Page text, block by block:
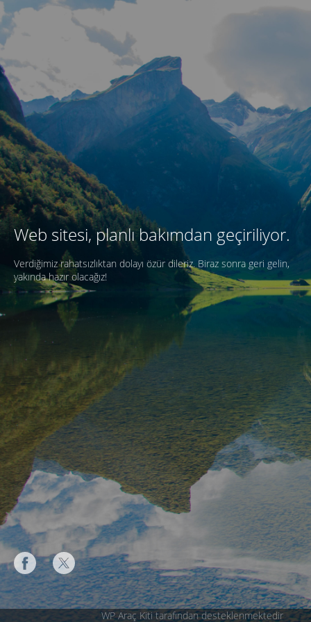
Web sitesi, planlı bakımdan geçiriliyor.
Verdiğimiz rahatsızlıktan dolayı özür dileriz. Biraz sonra geri gelin,
yakında hazır olacağız!
WP Araç Kiti tarafından desteklenmektedir